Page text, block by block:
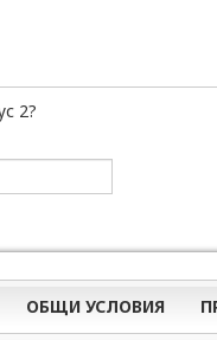
2?
ОБЩИ УСЛОВИЯ